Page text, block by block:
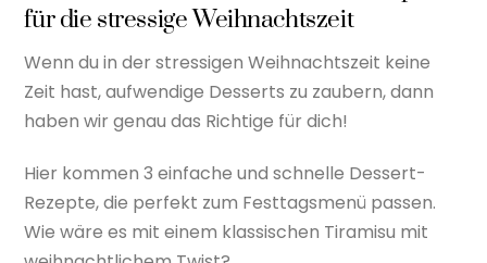
für die stressige Weihnachtszeit
Wenn du in der stressigen Weihnachtszeit keine
Zeit hast, aufwendige Desserts zu zaubern, dann
haben wir genau das Richtige für dich!
Hier kommen 3 einfache und schnelle Dessert-
Rezepte, die perfekt zum Festtagsmenü passen.
Wie wäre es mit einem klassischen Tiramisu mit